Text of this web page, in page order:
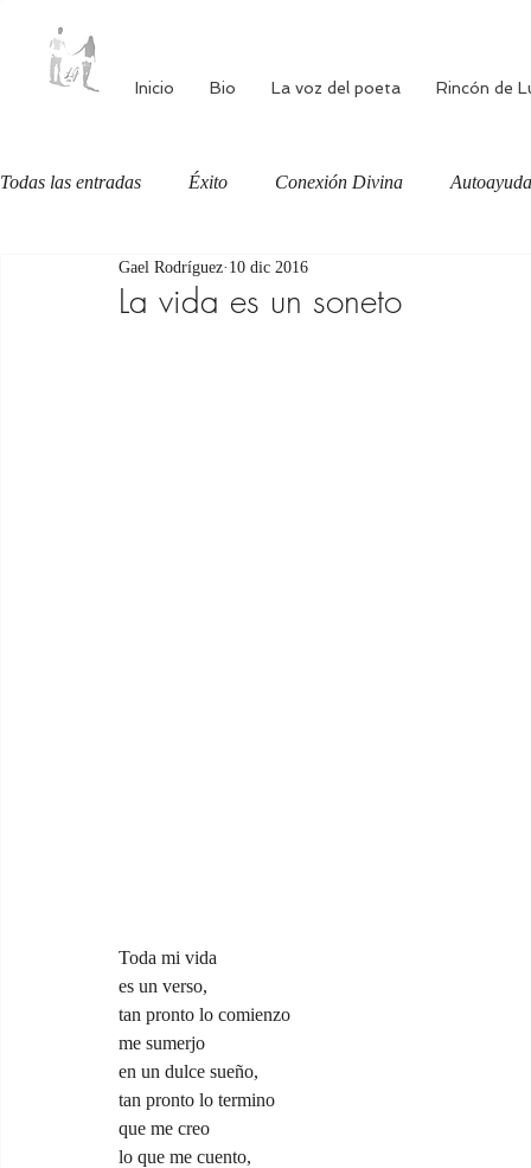
Inicio Bio La voz del poeta Rincón de
Todas las entradas Éxito Conexión Divina Autoayuda
Autoestima Alimentación consciente
La vida es un soneto
Gael Rodríguez 10 dic 2016
Toda mi vida
es un verso,
tan pronto lo comienzo
me sumerjo
en un dulce sueño,
tan pronto lo termino
que me creo
lo que me cuento,